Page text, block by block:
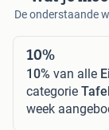
De onderstaande
10%
10% van alle
categorie
week